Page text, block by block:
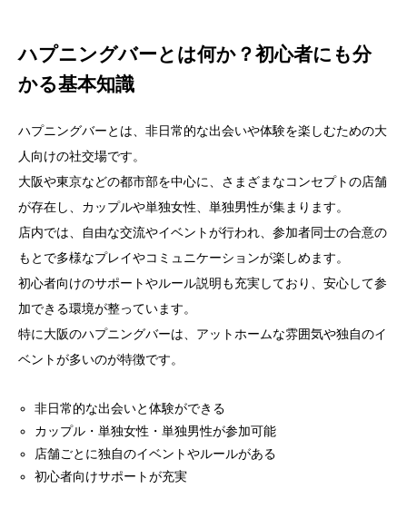
ハプニングバーとは何か？初心者にも分
かる基本知識
ハプニングバーとは、非日常的な出会いや体験を楽しむための大
人向けの社交場です。
大阪や東京などの都市部を中心に、さまざまなコンセプトの店舗
が存在し、カップルや単独女性、単独男性が集まります。
店内では、自由な交流やイベントが行われ、参加者同士の合意の
もとで多様なプレイやコミュニケーションが楽しめます。
初心者向けのサポートやルール説明も充実しており、安心して参
加できる環境が整っています。
特に大阪のハプニングバーは、アットホームな雰囲気や独自のイ
ベントが多いのが特徴です。
非日常的な出会いと体験ができる
カップル・単独女性・単独男性が参加可能
店舗ごとに独自のイベントやルールがある
初心者向けサポートが充実